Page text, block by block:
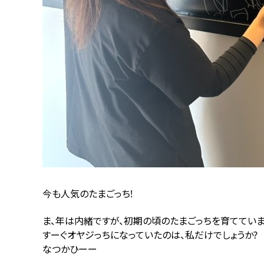
今も人気のたまごっち!
ま、年は内緒ですが、初期の頃のたまごっちを育ててい
すーぐオヤジっちになっていたのは、私だけでしょうか?
なつかひーー